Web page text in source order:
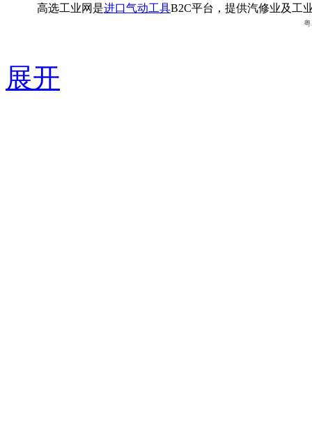
高选工业网是进口气动工具B2C平台，提供汽修业及工
展开